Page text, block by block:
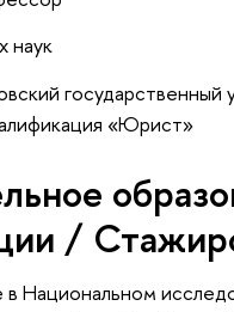
наук
государственный
«Юрист»
/
Национальном